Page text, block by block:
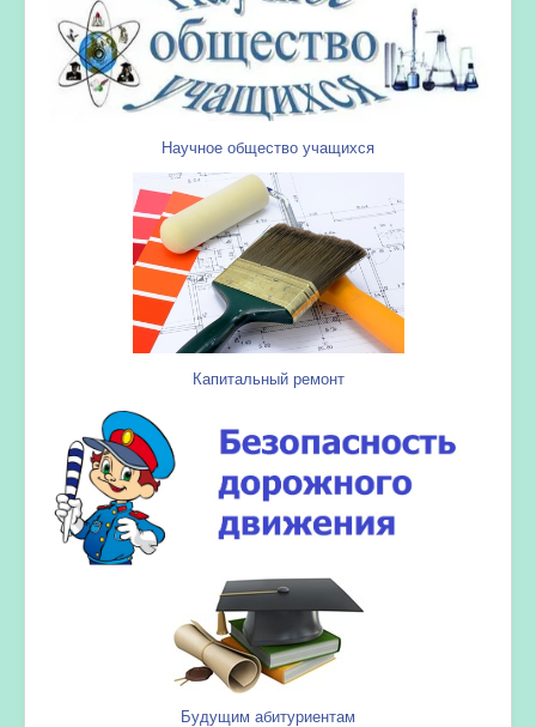
Научное общество учащихся
Капитальный ремонт
Будущим абитуриентам